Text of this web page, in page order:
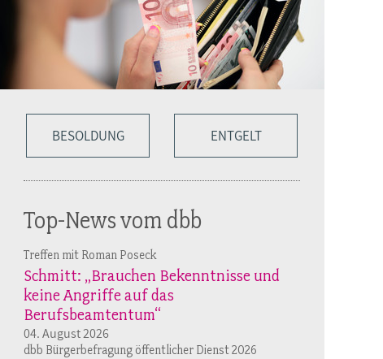
BESOLDUNG ENTGELT
Top-News vom dbb
Treffen mit Roman Poseck
Schmitt: „Brauchen Bekenntnisse und
keine Angriffe auf das
Berufsbeamtentum“
04. August 2026
dbb Bürgerbefragung öffentlicher Dienst 2026